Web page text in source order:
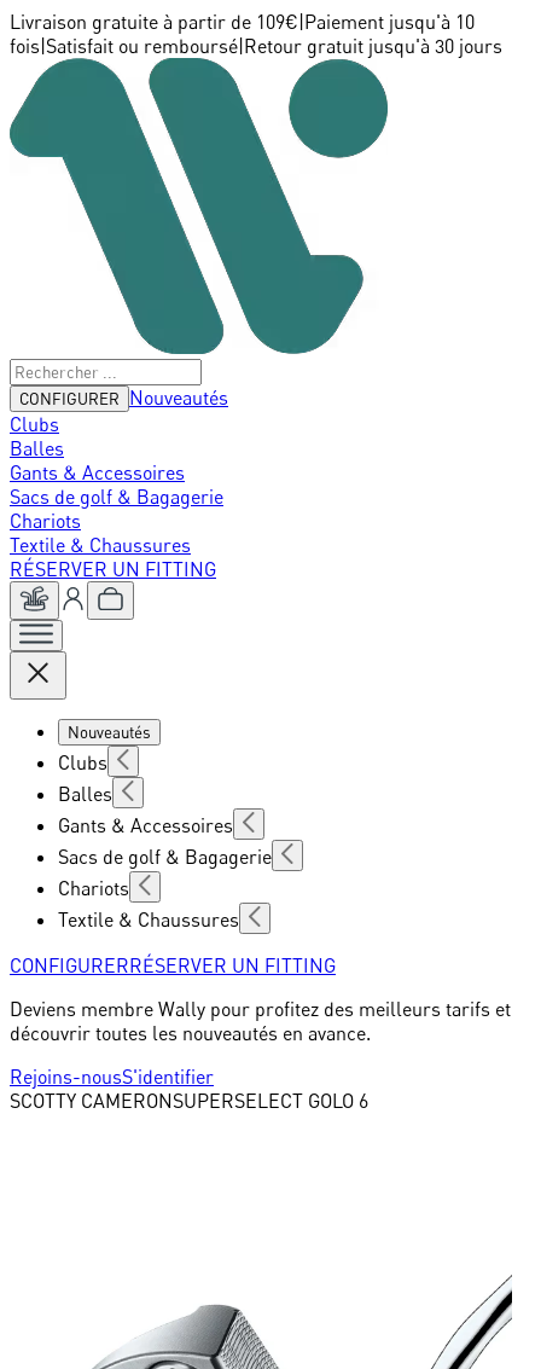
Livraison gratuite à partir de 109€ Paiement jusqu'à 10
fois Satisfait ou remboursé Retour gratuit jusqu'à 30 jours
CONFIGURER
Nouveautés
Clubs
Balles
Gants & Accessoires
Sacs de golf & Bagagerie
Chariots
Textile & Chaussures
RÉSERVER UN FITTING
Nouveautés
Clubs
Balles
Gants & Accessoires
Sacs de golf & Bagagerie
Chariots
Textile & Chaussures
CONFIGURERRÉSERVER UN FITTING
Deviens membre Wally pour profitez des meilleurs tarifs et
découvrir toutes les nouveautés en avance.
Rejoins-nousS'identifier
SCOTTY CAMERONSUPERSELECT GOLO 6